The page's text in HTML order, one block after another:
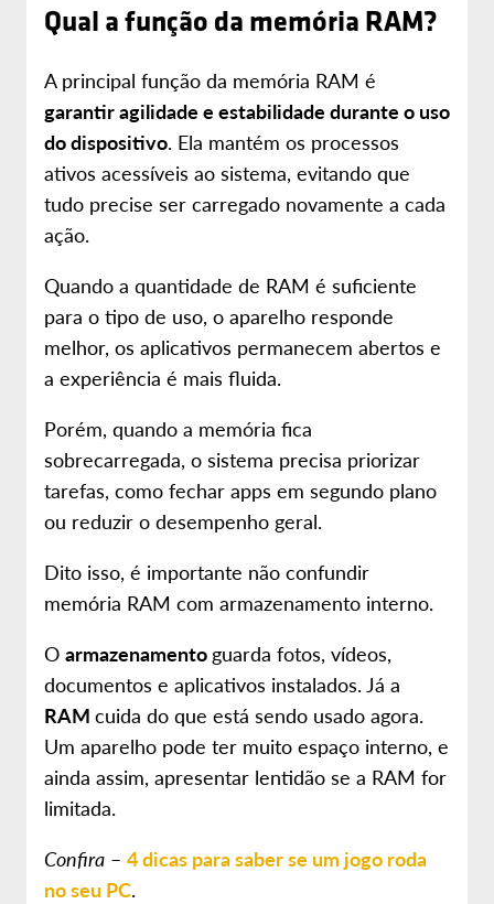
Qual a função da memória RAM?
A principal função da memória RAM é
garantir agilidade e estabilidade durante o uso
do dispositivo. Ela mantém os processos
ativos acessíveis ao sistema, evitando que
tudo precise ser carregado novamente a cada
ação.
Quando a quantidade de RAM é suficiente
para o tipo de uso, o aparelho responde
melhor, os aplicativos permanecem abertos e
a experiência é mais fluida.
Porém, quando a memória fica
sobrecarregada, o sistema precisa priorizar
tarefas, como fechar apps em segundo plano
ou reduzir o desempenho geral.
Dito isso, é importante não confundir
memória RAM com armazenamento interno.
O armazenamentoguarda fotos, vídeos,
documentos e aplicativos instalados. Já a
RAM cuida do que está sendo usado agora.
Um aparelho pode ter muito espaço interno, e
ainda assim, apresentar lentidão se a RAM for
limitada.
Confira – 4 dicas para saber se um jogo roda
no seu PC.